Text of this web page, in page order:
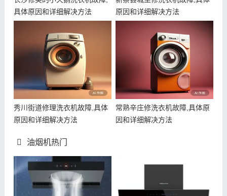
具体原因和详细解决方法
原因和详细解决方法
秀川街道修理洗衣机故障,具体
原因和详细解决方法
常熟辛庄修洗衣机故障,具体原
因和详细解决方法
油烟机热门